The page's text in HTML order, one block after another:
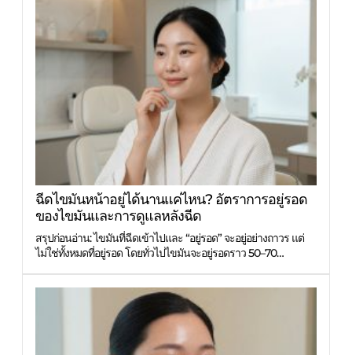
ฉีดไขมันหน้าอยู่ได้นานแค่ไหน? อัตราการอยู่รอด
ของไขมันและการดูแลหลังฉีด
สรุปก่อนอ่าน: ไขมันที่ฉีดเข้าไปและ “อยู่รอด” จะอยู่อย่างถาวร แต่
ไม่ใช่ทั้งหมดที่อยู่รอด โดยทั่วไปไขมันจะอยู่รอดราว 50–70…